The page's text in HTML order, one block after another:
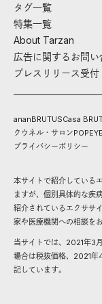
タグ一覧
特集一覧
About Tarzan
広告に関するお問い
プレスリリース受付
ananBRUTUSCasa
クウネル・サロンPOPEYE
プライバシーポリシー
本サイトで紹介している
ますが、個別具体的な疾
紹介されているエクササ
家や医療機関への相談を
当サイトでは、2021年3
場合は税抜価格、2021年
記しています。